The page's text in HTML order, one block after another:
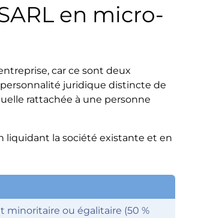
en micro-
car ce sont deux
juridique distincte de
rattachée à une personne
liquidant la société existante et en
minoritaire ou égalitaire (50 %